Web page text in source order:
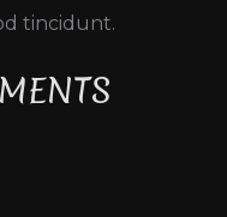
tincidunt.